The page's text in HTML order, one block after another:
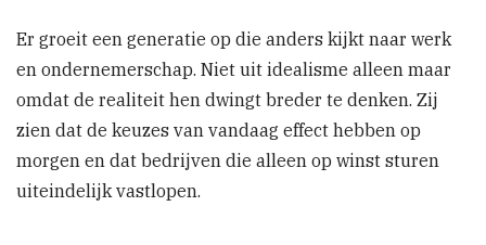
Er groeit een generatie op die anders kijkt naar werk
en ondernemerschap. Niet uit idealisme alleen maar
omdat de realiteit hen dwingt breder te denken. Zij
zien dat de keuzes van vandaag effect hebben op
morgen en dat bedrijven die alleen op winst sturen
uiteindelijk vastlopen.